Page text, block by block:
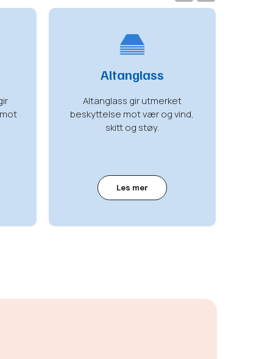
Altanglass
Altanglass gir utmerket
beskyttelse mot vær og vind,
skitt og støy.
Les mer
vio
t